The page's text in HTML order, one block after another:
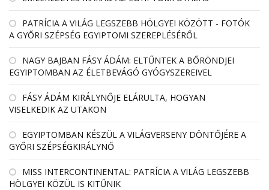
PATRÍCIA A VILÁG LEGSZEBB HÖLGYEI KÖZÖTT - FOTÓK
A GYŐRI SZÉPSÉG EGYIPTOMI SZEREPLÉSÉRŐL
NAGY BAJBAN FÁSY ÁDÁM: ELTŰNTEK A BŐRÖNDJEI
EGYIPTOMBAN AZ ÉLETBEVÁGÓ GYÓGYSZEREIVEL
FÁSY ÁDÁM KIRÁLYNŐJE ELÁRULTA, HOGYAN
VISELKEDIK AZ UTAKON
EGYIPTOMBAN KÉSZÜL A VILÁGVERSENY DÖNTŐJÉRE A
GYŐRI SZÉPSÉGKIRÁLYNŐ
MISS INTERCONTINENTAL: PATRÍCIA A VILÁG LEGSZEBB
HÖLGYEI KÖZÜL IS KITŰNIK